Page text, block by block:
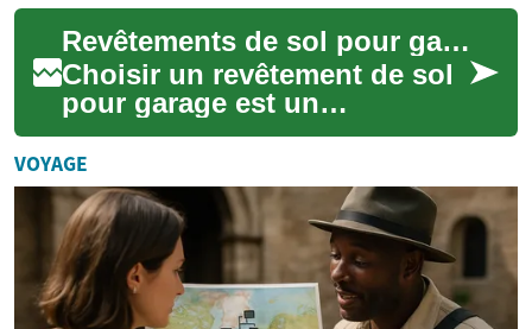
méthodique : évaluer les
causes, corriger l...
Revêtements de sol pour garage : choix et conseils
Choisir un revêtement de sol
pour garage est un
investissement qui protège le
béton, simplifie l'entretien et
rehauss...
VOYAGE